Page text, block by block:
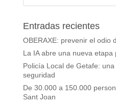
Entradas recientes
OBERAXE: prevenir el odio
La IA abre una nueva
Policía Local de Getafe:
seguridad
De 30.000 a 150.000
Sant Joan